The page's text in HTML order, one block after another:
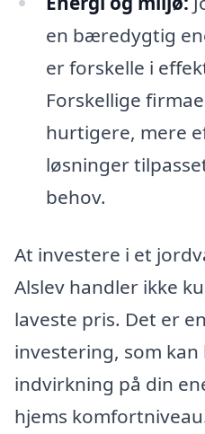
en bæredygtig
er forskelle i
Forskellige
hurtigere, mere
løsninger
behov.
At investere i et
Alslev handler ikke
laveste pris. Det er
investering, som
indvirkning på din
hjems